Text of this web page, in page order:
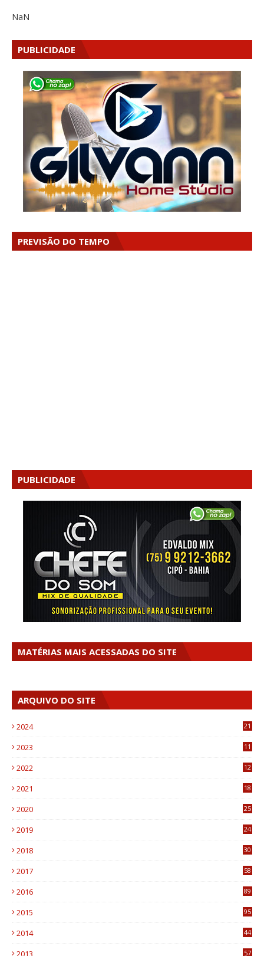
NaN
PUBLICIDADE
PREVISÃO DO TEMPO
PUBLICIDADE
MATÉRIAS MAIS ACESSADAS DO SITE
ARQUIVO DO SITE
2024 21
2023
11
2022
12
2021
18
2020
25
2019
24
2018
30
2017
58
2016
89
2015
95
2014
44
57